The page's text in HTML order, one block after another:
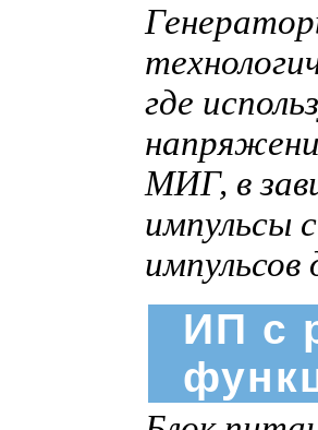
где
МИГ, в
импульсы
импульсов
ИП с